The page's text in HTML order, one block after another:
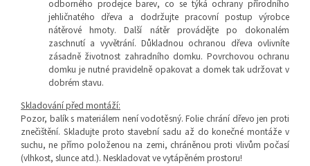
odborného prodejce barev, co se týká ochrany přírodního
jehličnatého dřeva a dodržujte pracovní postup výrobce
nátěrové hmoty. Další nátěr provádějte po dokonalém
zaschnutí a vyvětrání. Důkladnou ochranou dřeva ovlivníte
zásadně životnost zahradního domku. Povrchovou ochranu
domku je nutné pravidelně opakovat a domek tak udržovat v
dobrém stavu.
Skladování před montáží:
Pozor, balík s materiálem není vodotěsný. Folie chrání dřevo jen proti
znečištění. Skladujte proto stavební sadu až do konečné montáže v
suchu, ne přímo položenou na zemi, chráněnou proti vlivům počasí
(vlhkost, slunce atd.). Neskladovat ve vytápěném prostoru!